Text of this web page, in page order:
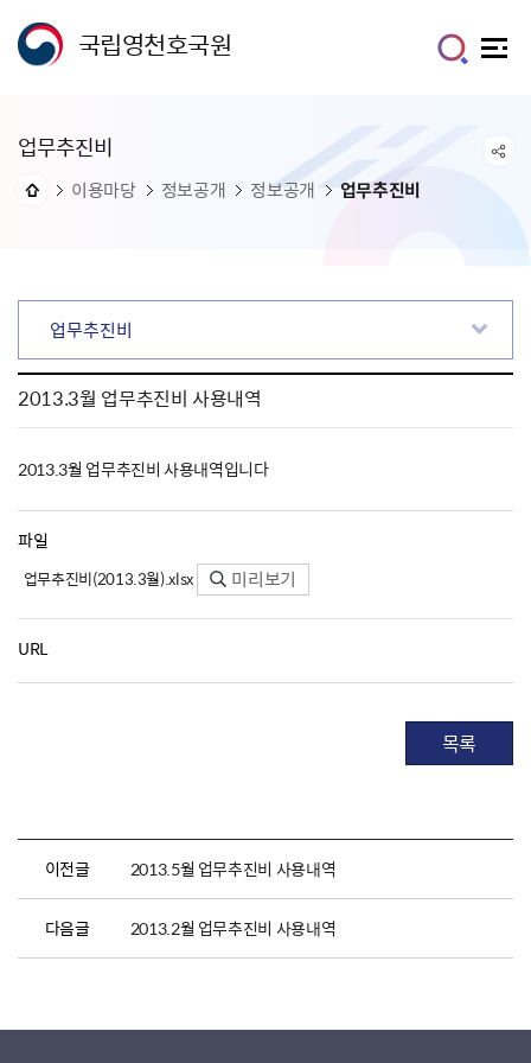
국립영천호국원
업무추진비
이용마당 정보공개 정보공개 업무추진비
업무추진비
2013.3월 업무추진비 사용내역
2013.3월 업무추진비 사용내역입니다
파일
업무추진비(2013.3월).xlsx 미리보기
URL
목록
이전글 2013.5월 업무추진비 사용내역
다음글 2013.2월 업무추진비 사용내역